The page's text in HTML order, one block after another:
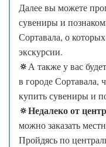
Далее вы можете
сувениры и
Сортавала, о
экскурсии.
🔅А также у вас
в городе Сортавала,
купить сувениры и
🔅Недалеко от
можно заказать
Пройдясь по